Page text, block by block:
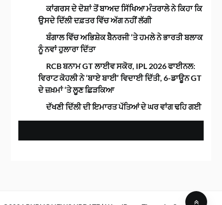
ਕਾਂਗਰਸ ਦੇ ਦੋਸ਼ਾਂ ਤੋਂ ਬਾਅਦ ਸਿੱਖਿਆ ਮੰਤਰਾਲੇ ਨੇ ਕਿਹਾ ਕਿ
ਉਸਦੇ ਦਿੱਲੀ ਦਫ਼ਤਰ ਵਿੱਚ ਅੱਗ ਨਹੀਂ ਲੱਗੀ
ਬੰਗਾਲ ਵਿੱਚ ਅਭਿਸ਼ੇਕ ਬੈਨਰਜੀ ‘ਤੇ ਹਮਲੇ ਨੇ ਭਾਰਤੀ ਬਲਾਕ
ਨੂੰ ਨਵਾਂ ਹੁਲਾਰਾ ਦਿੱਤਾ
RCB ਬਨਾਮ GT ਲਾਈਵ ਸਕੋਰ, IPL 2026 ਫਾਈਨਲ:
ਵਿਰਾਟ ਕੋਹਲੀ ਨੇ ‘ਬਾਏ ਬਾਈ’ ਵਿਦਾਈ ਦਿੱਤੀ, 6-ਡਾਊਨ GT
ਦੇ ਜ਼ਖ਼ਮਾਂ ‘ਤੇ ਲੂਣ ਛਿੜਕਿਆ
ਦੱਖਣੀ ਦਿੱਲੀ ਦੀ ਇਮਾਰਤ ਪੱਤਿਆਂ ਦੇ ਘਰ ਵਾਂਗ ਢਹਿ ਗਈ